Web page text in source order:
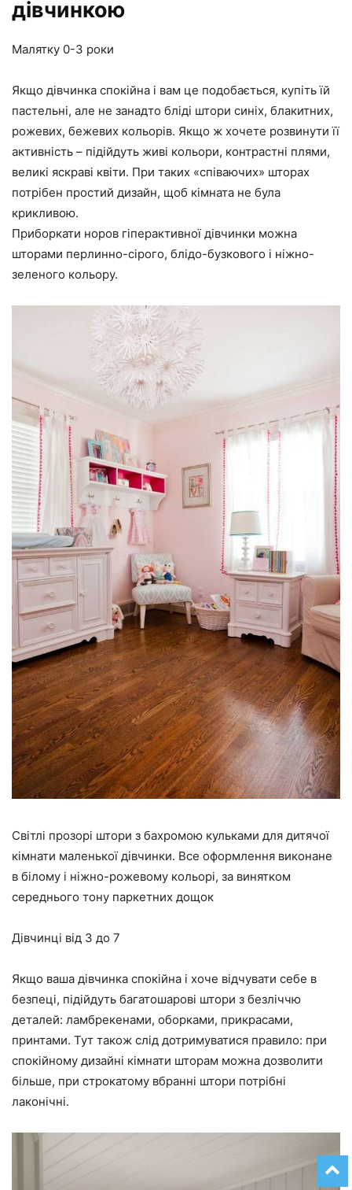
дівчинкою
Малятку 0-3 роки
Якщо дівчинка спокійна і вам це подобається, купіть їй
пастельні, але не занадто бліді штори синіх, блакитних,
рожевих, бежевих кольорів. Якщо ж хочете розвинути її
активність – підійдуть живі кольори, контрастні плями,
великі яскраві квіти. При таких «співаючих» шторах
потрібен простий дизайн, щоб кімната не була
крикливою.
Приборкати норов гіперактивної дівчинки можна
шторами перлинно-сірого, блідо-бузкового і ніжно-
зеленого кольору.
Світлі прозорі штори з бахромою кульками для дитячої
кімнати маленької дівчинки. Все оформлення виконане
в білому і ніжно-рожевому кольорі, за винятком
середнього тону паркетних дощок
Дівчинці від 3 до 7
Якщо ваша дівчинка спокійна і хоче відчувати себе в
безпеці, підійдуть багатошарові штори з безліччю
деталей: ламбрекенами, оборками, прикрасами,
принтами. Тут також слід дотримуватися правило: при
спокійному дизайні кімнати шторам можна дозволити
більше, при строкатому вбранні штори потрібні
лаконічні.